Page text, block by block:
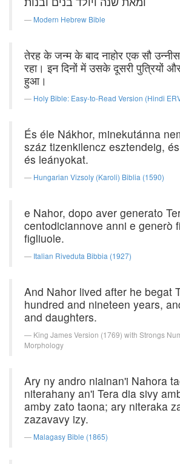
Modern Hebrew Bible
तेरह के जन्म के बाद नाहोर एक सौ
रहा। इन दिनों में उसके दूसरी पुत्रियों
हुआ।
Holy Bible: Easy-to-Read Version (Hindi
És éle Nákhor, minekutánna
száz tizenkilencz esztendeig,
és leányokat.
Hungarian Vizsoly (Karoli) Biblia (1590)
e Nahor, dopo aver generato
centodiciannove anni e generò
figliuole.
Italian Riveduta Bibbia (1927)
And Nahor lived after he begat
hundred and nineteen years,
and daughters.
King James Version (1769) with Strongs
Morphology
Ary ny andro niainan'i Nahora
niterahany an'i Tera dia sivy
amby zato taona; ary niteraka
zazavavy izy.
Malagasy Bible (1865)